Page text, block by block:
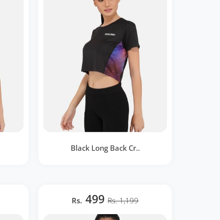
Black Long Back Cr..
BOUTIQUE RAPIDE
Rs. 499 Rs. 1,199